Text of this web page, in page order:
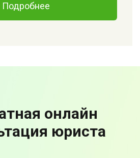
Подробнее
онлайн
юриста